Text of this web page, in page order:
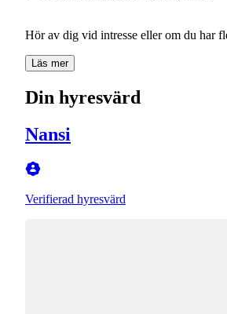
Läs mer
Din hyresvärd
Nansi
Verifierad hyresvärd